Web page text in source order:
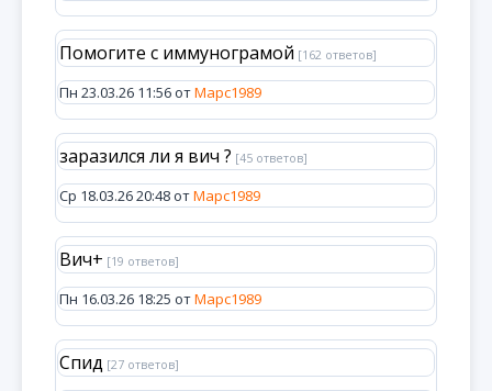
Помогите с иммунограмой [162 ответов]
Пн 23.03.26 11:56 отМарс1989
заразился ли я вич ? [45 ответов]
Ср 18.03.26 20:48 отМарс1989
Вич+ [19 ответов]
Пн 16.03.26 18:25 отМарс1989
Спид [27 ответов]